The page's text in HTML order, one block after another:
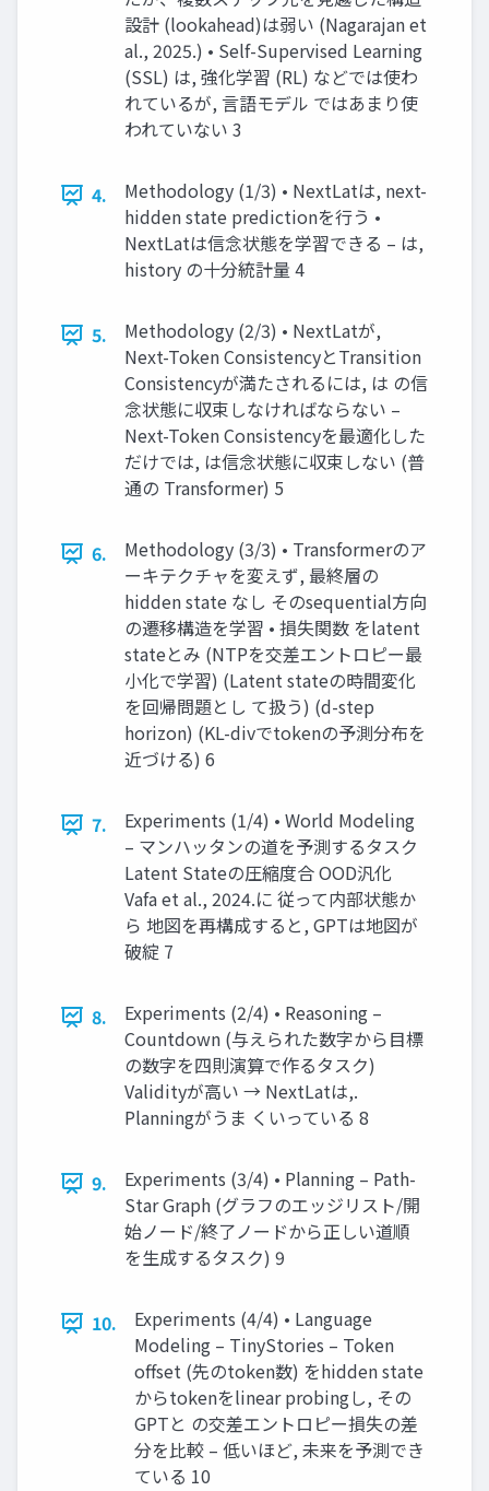
設計 (lookahead)は弱い (Nagarajan et
al., 2025.) • Self-Supervised Learning
(SSL) は, 強化学習 (RL) などでは使わ
れているが, 言語モデル ではあまり使
われていない 3
4.
Methodology (1/3) • NextLatは, next-
hidden state predictionを行う •
NextLatは信念状態を学習できる – は,
history の十分統計量 4
5.
Methodology (2/3) • NextLatが,
Next-Token ConsistencyとTransition
Consistencyが満たされるには, は の信
念状態に収束しなければならない –
Next-Token Consistencyを最適化した
だけでは, は信念状態に収束しない (普
通の Transformer) 5
6.
Methodology (3/3) • Transformerのア
ーキテクチャを変えず, 最終層の
hidden state なし そのsequential方向
の遷移構造を学習 • 損失関数 をlatent
stateとみ (NTPを交差エントロピー最
小化で学習) (Latent stateの時間変化
を回帰問題とし て扱う) (d-step
horizon) (KL-divでtokenの予測分布を
近づける) 6
7.
Experiments (1/4) • World Modeling
– マンハッタンの道を予測するタスク
Latent Stateの圧縮度合 OOD汎化
Vafa et al., 2024.に 従って内部状態か
ら 地図を再構成すると, GPTは地図が
破綻 7
8.
Experiments (2/4) • Reasoning –
Countdown (与えられた数字から目標
の数字を四則演算で作るタスク)
Validityが高い → NextLatは,.
Planningがうま くいっている 8
9.
Experiments (3/4) • Planning – Path-
Star Graph (グラフのエッジリスト/開
始ノード/終了ノードから正しい道順
を生成するタスク) 9
10.
Experiments (4/4) • Language
Modeling – TinyStories – Token
offset (先のtoken数) をhidden state
からtokenをlinear probingし, その
GPTと の交差エントロピー損失の差
分を比較 – 低いほど, 未来を予測でき
ている 10